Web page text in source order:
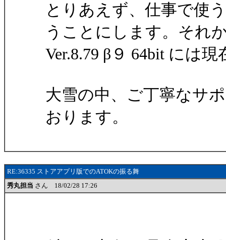
とりあえず、仕事で使
うことにします。それ
Ver.8.79 β９ 64bit には
大雪の中、ご丁寧なサ
おります。
RE:36335 ストアアプリ版でのATOKの振る舞
秀丸担当 さん 18/02/28 17:26